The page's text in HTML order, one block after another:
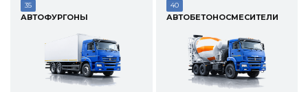
35
АВТОФУРГОНЫ
40
АВТОБЕТОНОСМЕСИТЕЛИ